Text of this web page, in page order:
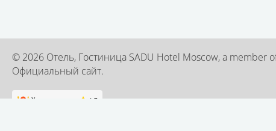
© 2026 Отель, Гостиница SADU Hotel Moscow, a member
Официальный сайт.